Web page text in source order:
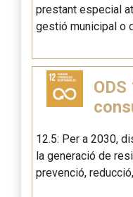
prestant especial
gestió municipal o
12.5: Per a 2030,
la generació de
prevenció,